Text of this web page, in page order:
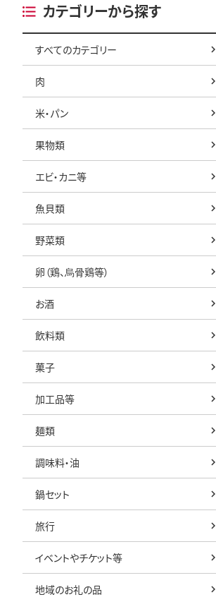
カテゴリーから探す
すべてのカテゴリー
肉
米・パン
果物類
エビ・カニ等
魚貝類
野菜類
卵（鶏、烏骨鶏等）
お酒
飲料類
菓子
加工品等
麺類
調味料・油
鍋セット
旅行
イベントやチケット等
地域のお礼の品